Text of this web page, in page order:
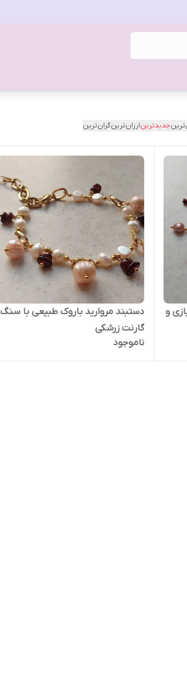
جدیدترینارزان‌ترینگران‌ترین
و
دستبند مروارید باروک طبیعی با سنگ
گارنت زرشکی
ناموجود